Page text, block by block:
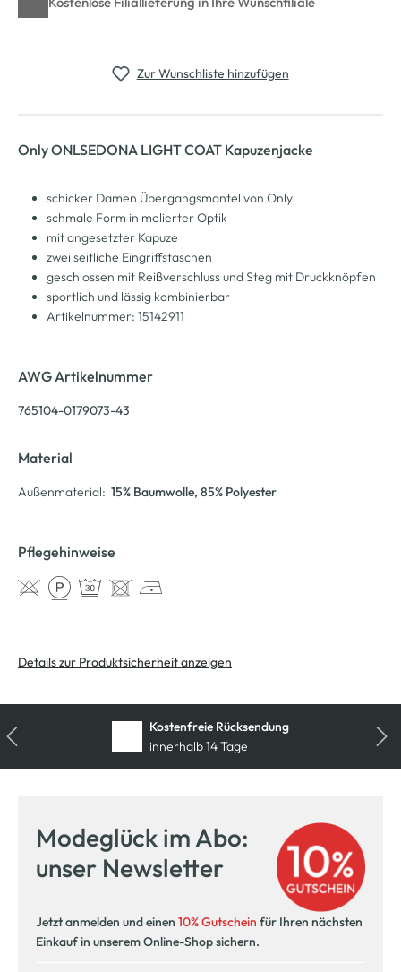
Zur Wunschliste hinzufügen
Only ONLSEDONA LIGHT COAT Kapuzenjacke
schicker Damen Übergangsmantel von Only
schmale Form in melierter Optik
mit angesetzter Kapuze
zwei seitliche Eingriffstaschen
geschlossen mit Reißverschluss und Steg mit Druckknöpfen
sportlich und lässig kombinierbar
Artikelnummer: 15142911
AWG Artikelnummer
765104-0179073-43
Material
Außenmaterial: 15% Baumwolle, 85% Polyester
Pflegehinweise
Details zur Produktsicherheit anzeigen
Kostenfreie Rücksendung
innerhalb 14 Tage
Modeglück im Abo:
unser Newsletter
Jetzt anmelden und einen 10% Gutschein für Ihren nächsten
Einkauf in unserem Online-Shop sichern.